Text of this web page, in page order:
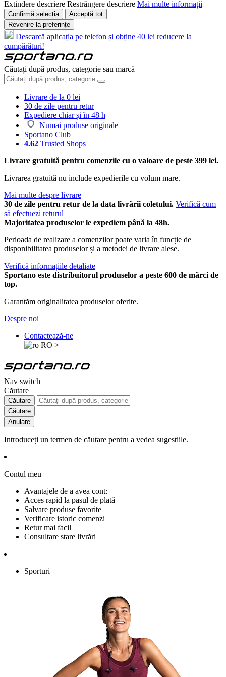
Extindere descriere Restrângere descriere Mai multe informații
Confirmă selecția
Acceptă tot
Revenire la preferințe
Descarcă aplicația pe telefon și obține 40 lei reducere la
cumpărături!
Căutați după produs, categorie sau marcă
Livrare de la 0 lei
30 de zile pentru retur
Expediere chiar și în 48 h
Numai produse originale
Sportano Club
4.62 Trusted Shops
Livrare gratuită pentru comenzile cu o valoare de peste 399 lei.
Livrarea gratuită nu include expedierile cu volum mare.
Mai multe despre livrare
30 de zile pentru retur de la data livrării coletului. Verifică cum
să efectuezi returul
Majoritatea produselor le expediem până la 48h.
Perioada de realizare a comenzilor poate varia în funcție de
disponibilitatea produselor și a metodei de livrare alese.
Verifică informațiile detaliate
Sportano este distribuitorul produselor a peste 600 de mărci de
top.
Garantăm originalitatea produselor oferite.
Despre noi
Contactează-ne
RO >
Nav switch
Căutare
Căutare
Căutare
Anulare
Introduceți un termen de căutare pentru a vedea sugestiile.
Contul meu
Avantajele de a avea cont:
Acces rapid la pasul de plată
Salvare produse favorite
Verificare istoric comenzi
Retur mai facil
Consultare stare livrări
Sporturi